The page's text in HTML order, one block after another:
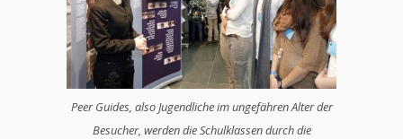
Peer Guides, also Jugendliche im ungefähren Alter der
Besucher, werden die Schulklassen durch die